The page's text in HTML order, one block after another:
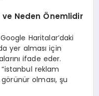
ve Neden Önemlidir
Haritalar’daki
yer alması için
ifade eder.
“istanbul reklam
olması, şu